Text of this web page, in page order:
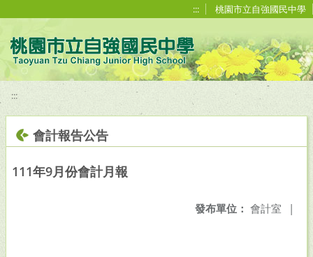
::: 桃園市立自強國民中學
:::
會計報告公告
111年9月份會計月報
發布單位： 會計室 |